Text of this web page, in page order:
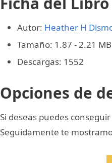
Autor: Heather H
Tamaño: 1.87 - 2.21 MB
Descargas: 1552
Opciones de
Si deseas puedes
Seguidamente te